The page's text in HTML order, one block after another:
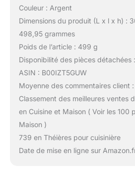
Couleur : Argent
Dimensions du produit (L x l x h) :
498,95 grammes
Poids de l’article : 499 g
Disponibilité des pièces détachées
ASIN : B00IZT5GUW
Moyenne des commentaires client
Classement des meilleures ventes
en Cuisine et Maison ( Voir les 100
Maison )
739 en Théières pour cuisinière
Date de mise en ligne sur